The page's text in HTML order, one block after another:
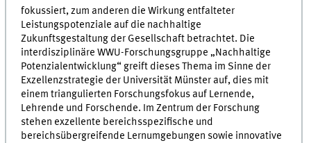
fokussiert, zum anderen die Wirkung entfalteter
Leistungspotenziale auf die nachhaltige
Zukunftsgestaltung der Gesellschaft betrachtet. Die
interdisziplinäre WWU-Forschungsgruppe „Nachhaltige
Potenzialentwicklung“ greift dieses Thema im Sinne der
Exzellenzstrategie der Universität Münster auf, dies mit
einem triangulierten Forschungsfokus auf Lernende,
Lehrende und Forschende. Im Zentrum der Forschung
stehen exzellente bereichsspezifische und
bereichsübergreifende Lernumgebungen sowie innovative